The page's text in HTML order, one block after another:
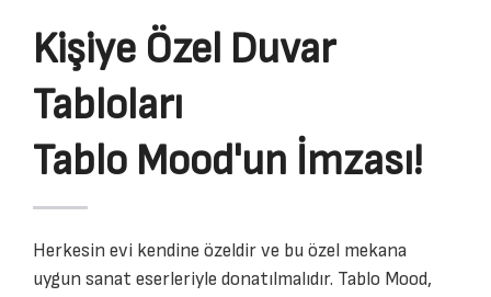
Kişiye Özel Duvar
Tabloları
Tablo Mood'un İmzası!
Herkesin evi kendine özeldir ve bu özel mekana
uygun sanat eserleriyle donatılmalıdır. Tablo Mood,